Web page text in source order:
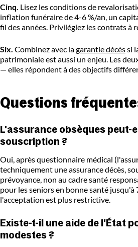
Cinq. Lisez les conditions de
inflation funéraire de 4-6 %/an, un
fil des années. Privilégiez les contrats à
Six. Combinez avec lagarantie décèssi
patrimoniale est aussi un enjeu. Les
— elles répondent à des objectifs
Questions
L'assurance obsèques peut-
souscription ?
Oui, après questionnaire médical
techniquement une assurance décès,
prévoyance, non au cadre santé
pour les seniors en bonne santé jusqu'à
l'acceptation est plus restrictive.
Existe-t-il une aide de l'État
modestes ?